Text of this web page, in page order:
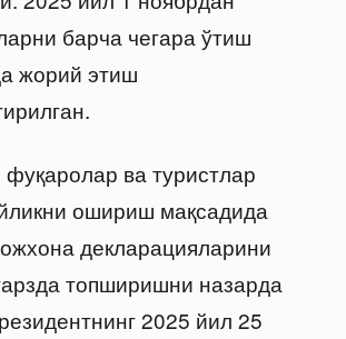
барча чегара ўтиш
жорий этиш
ва туристлар
ошириш мақсадида
декларацияларини
топширишни назарда
2025 йил 25